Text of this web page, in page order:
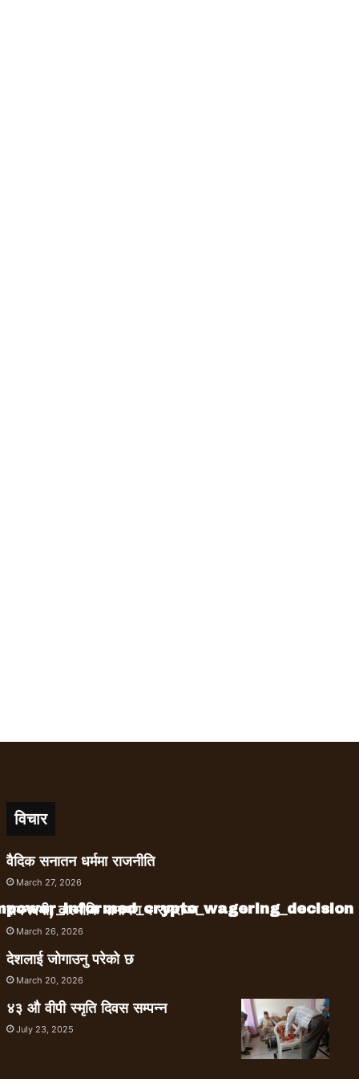
विचार
वैदिक सनातन धर्ममा राजनीति
March 27, 2026
रामनवमी, वाल्मीकि रामायण र रामराज्य
March 26, 2026
देशलाई जोगाउनु परेको छ
March 20, 2026
४३ औ वीपी स्मृति दिवस सम्पन्न
July 23, 2025